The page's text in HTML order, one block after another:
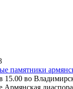
памятники
15.00 во
Армянская